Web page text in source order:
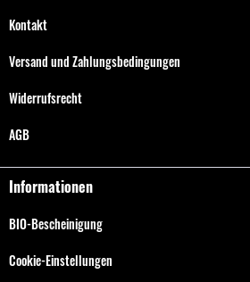
Kontakt
Versand und Zahlungsbedingungen
Widerrufsrecht
AGB
Informationen
BIO-Bescheinigung
Cookie-Einstellungen